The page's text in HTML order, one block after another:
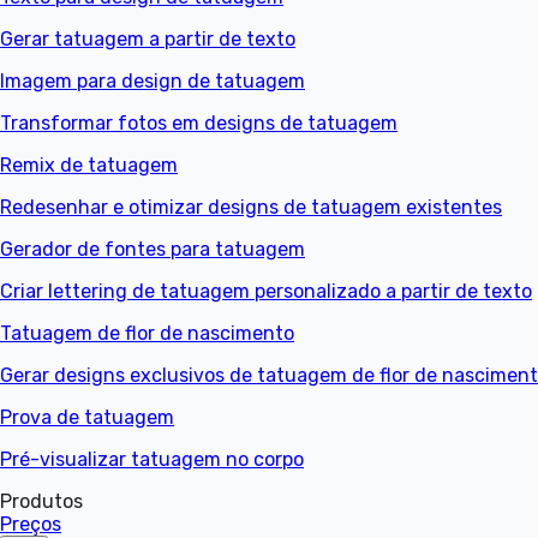
Gerar tatuagem a partir de texto
Imagem para design de tatuagem
Transformar fotos em designs de tatuagem
Remix de tatuagem
Redesenhar e otimizar designs de tatuagem existentes
Gerador de fontes para tatuagem
Criar lettering de tatuagem personalizado a partir de texto
Tatuagem de flor de nascimento
Gerar designs exclusivos de tatuagem de flor de
Prova de tatuagem
Pré-visualizar tatuagem no corpo
Produtos
Preços